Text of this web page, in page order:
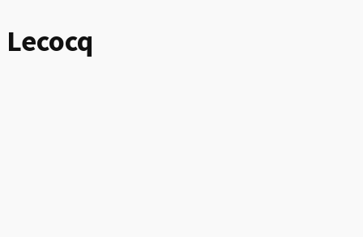
Lecocq